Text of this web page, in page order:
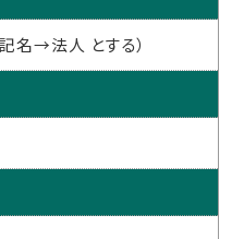
名→法人 とする）